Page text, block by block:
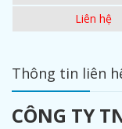
Liên hệ
Thông tin liên
CÔNG TY